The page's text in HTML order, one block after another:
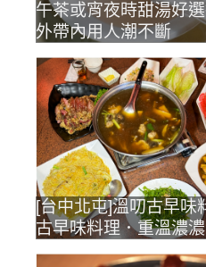
午茶或宵夜時甜湯好
外帶內用人潮不斷
[台中北屯]溫叨古早味
古早味料理．重溫濃